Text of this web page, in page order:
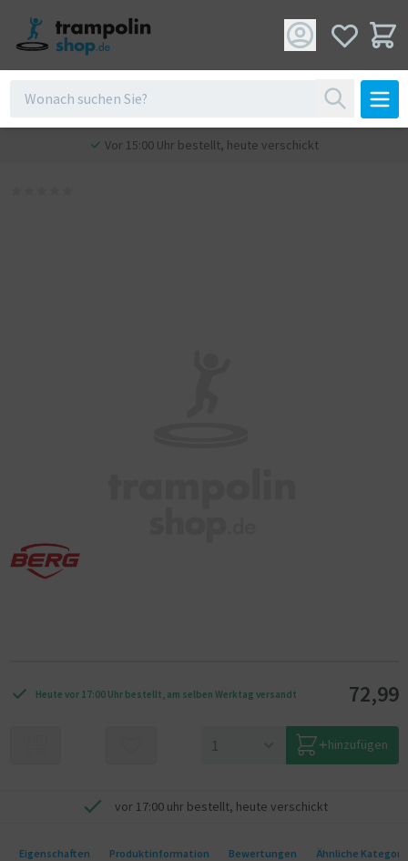
Vor 15:00 Uhr bestellt, heute verschickt
Heute vor 17:00 Uhr bestellt, am selben Werktag versandt 72,99
hinzufügen
vor 17:00 uhr bestellt, heute verschickt
Eigenschaften Produktinformation Bewertungen Ähnliche